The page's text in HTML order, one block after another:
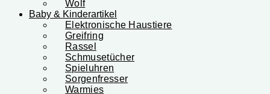
Wolf
Baby & Kinderartikel
Elektronische Haustiere
Greifring
Rassel
Schmusetücher
Spieluhren
Sorgenfresser
Warmies